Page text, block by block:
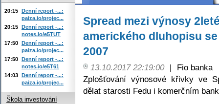
Spread mezi výnosy
amerického dluhopisu
2007
13.10.2017 22:19:00 |
Fio banka
Zplošťování výnosové křivky ve
dělat starosti Fedu i komerčním
20:15 Denní report -...:
paiza.io/projec...
20:15 Denní report -...:
notes.io/e5TUT
17:50 Denní report -...:
paiza.io/projec...
17:50 Denní report -...:
notes.io/e5T61
14:03 Denní report -...:
paiza.io/projec...
Škola investování